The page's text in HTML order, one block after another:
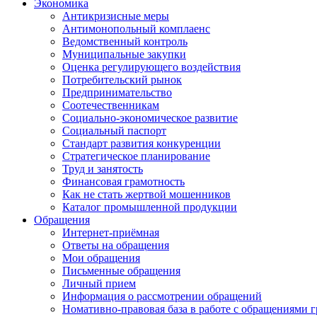
Экономика
Антикризисные меры
Антимонопольный комплаенс
Ведомственный контроль
Муниципальные закупки
Оценка регулирующего воздействия
Потребительский рынок
Предпринимательство
Соотечественникам
Социально-экономическое развитие
Социальный паспорт
Стандарт развития конкуренции
Стратегическое планирование
Труд и занятость
Финансовая грамотность
Как не стать жертвой мошенников
Каталог промышленной продукции
Обращения
Интернет-приёмная
Ответы на обращения
Мои обращения
Письменные обращения
Личный прием
Информация о рассмотрении обращений
Номативно-правовая база в работе с обращениями